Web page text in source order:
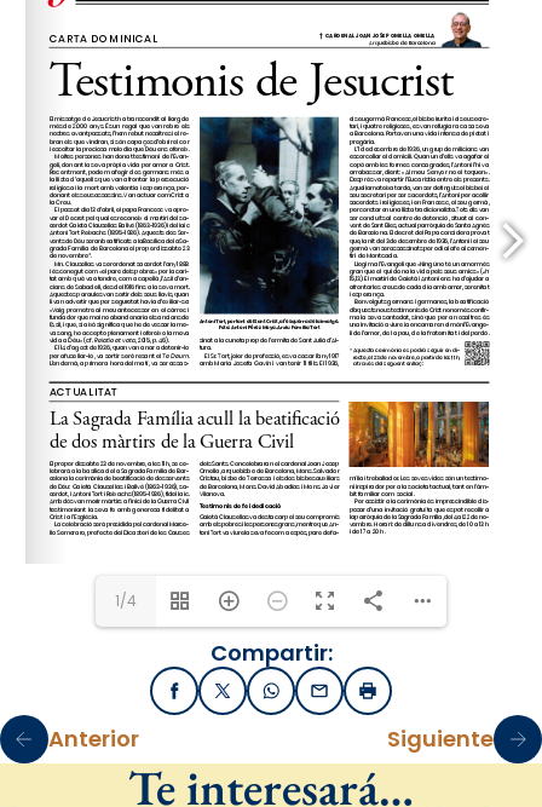
1/4
Compartir:
FacebookX / TwitterWhatsApp
EmailImprimir
Anterior Siguiente
Te interesará…